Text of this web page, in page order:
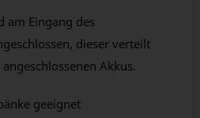
am Eingang des
dieser verteilt
Akkus.
geeignet